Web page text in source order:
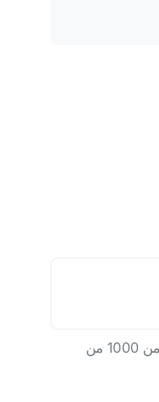
دعم المنتدى على مدار الساعة طوال أيام الأسبوع: أكثر من 1000 من